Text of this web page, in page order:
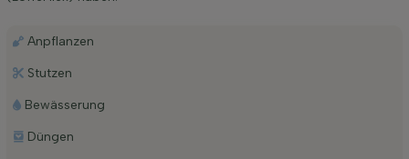
Anpflanzen
Stutzen
Bewässerung
Düngen